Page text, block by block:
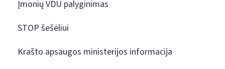
Įmonių VDU palyginimas
STOP šešėliui
Krašto apsaugos ministerijos informacija